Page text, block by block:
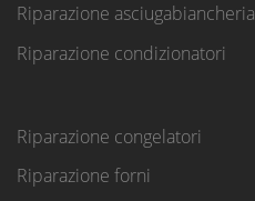
Riparazione asciugabiancheria
Riparazione condizionatori
Riparazione congelatori
Riparazione forni